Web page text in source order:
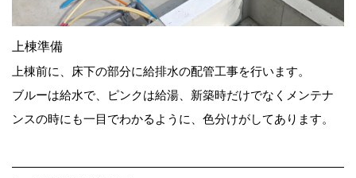
上棟準備
上棟前に、床下の部分に給排水の配管工事を行います。
ブルーは給水で、ピンクは給湯、新築時だけでなくメンテナ
ンスの時にも一目でわかるように、色分けがしてあります。